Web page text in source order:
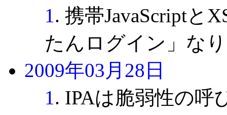
1. 携帯JavaScriptと
たんログイン」な
2009年03月28日
1. IPAは脆弱性の呼